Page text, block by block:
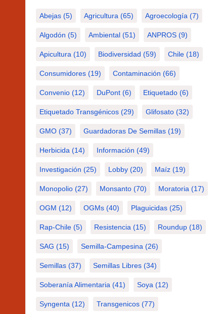
Abejas (5) Agricultura (65) Agroecología (7)
Algodón (5) Ambiental (51) ANPROS (9)
Apicultura (10) Biodiversidad (59) Chile (18)
Consumidores (19) Contaminación (66)
Convenio (12) DuPont (6) Etiquetado (6)
Etiquetado Transgénicos (29) Glifosato (32)
GMO (37) Guardadoras De Semillas (19)
Herbicida (14) Información (49)
Investigación (25) Lobby (20) Maíz (19)
Monopolio (27) Monsanto (70) Moratoria (17)
OGM (12) OGMs (40) Plaguicidas (25)
Rap-Chile (5) Resistencia (15) Roundup (18)
SAG (15) Semilla-Campesina (26)
Semillas (37) Semillas Libres (34)
Soberanía Alimentaria (41) Soya (12)
Syngenta (12) Transgenicos (77)